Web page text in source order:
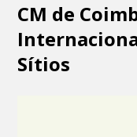
CM de
Sítios